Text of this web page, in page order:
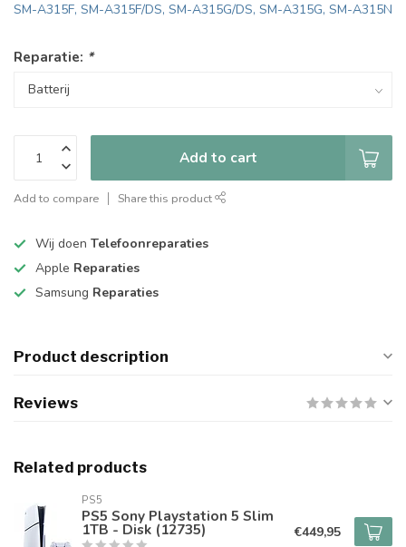
SM-A315F, SM-A315F/DS, SM-A315G/DS, SM-A315G, SM-A315N
Reparatie: *
Add to cart
Add to compare Share this product
Wij doen Telefoonreparaties
Apple Reparaties
Samsung Reparaties
Product description
Reviews
Related products
PS5
PS5 Sony Playstation 5 Slim
1TB - Disk (12735) €449,95